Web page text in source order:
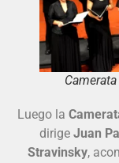
Luego la
dirige Juan
Stravinsky,